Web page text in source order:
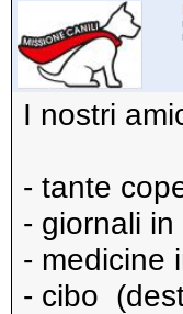
I nostri
- tante
- giornali
- medicine
- cibo